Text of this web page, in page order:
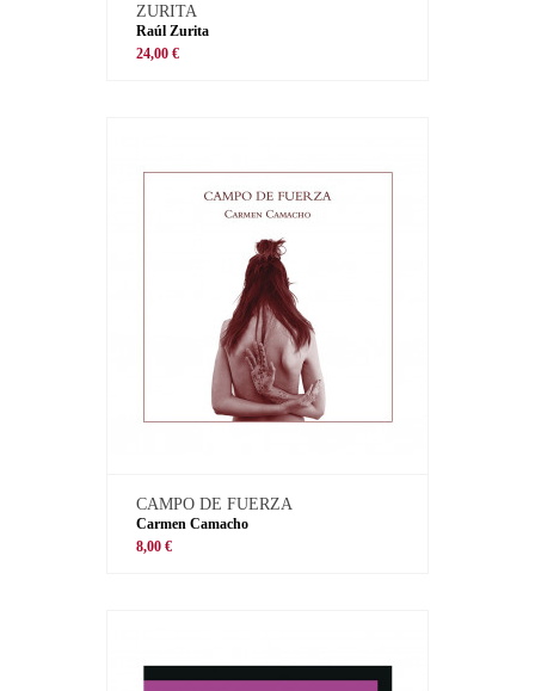
ZURITA
Raúl Zurita
24,00 €
CAMPO DE FUERZA
Carmen Camacho
8,00 €